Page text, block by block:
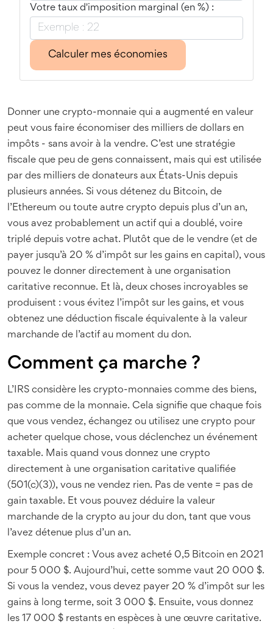
Votre taux d'imposition marginal (en %) :
Calculer mes économies
Donner une crypto-monnaie qui a augmenté en valeur
peut vous faire économiser des milliers de dollars en
impôts - sans avoir à la vendre. C’est une stratégie
fiscale que peu de gens connaissent, mais qui est utilisée
par des milliers de donateurs aux États-Unis depuis
plusieurs années. Si vous détenez du Bitcoin, de
l’Ethereum ou toute autre crypto depuis plus d’un an,
vous avez probablement un actif qui a doublé, voire
triplé depuis votre achat. Plutôt que de le vendre (et de
payer jusqu’à 20 % d’impôt sur les gains en capital), vous
pouvez le donner directement à une organisation
caritative reconnue. Et là, deux choses incroyables se
produisent : vous évitez l’impôt sur les gains, et vous
obtenez une déduction fiscale équivalente à la valeur
marchande de l’actif au moment du don.
Comment ça marche ?
L’IRS considère les crypto-monnaies comme des biens,
pas comme de la monnaie. Cela signifie que chaque fois
que vous vendez, échangez ou utilisez une crypto pour
acheter quelque chose, vous déclenchez un événement
taxable. Mais quand vous donnez une crypto
directement à une organisation caritative qualifiée
(501(c)(3)), vous ne vendez rien. Pas de vente = pas de
gain taxable. Et vous pouvez déduire la valeur
marchande de la crypto au jour du don, tant que vous
l’avez détenue plus d’un an.
Exemple concret : Vous avez acheté 0,5 Bitcoin en 2021
pour 5 000 $. Aujourd’hui, cette somme vaut 20 000 $.
Si vous la vendez, vous devez payer 20 % d’impôt sur les
gains à long terme, soit 3 000 $. Ensuite, vous donnez
les 17 000 $ restants en espèces à une œuvre caritative.